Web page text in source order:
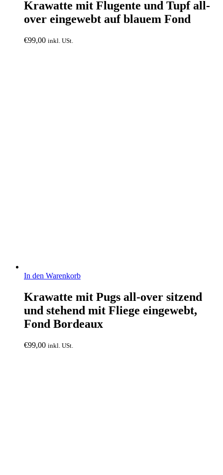
Krawatte mit Flugente und Tupf all-
over eingewebt auf blauem Fond
€99,00 inkl. USt.
In den Warenkorb
Krawatte mit Pugs all-over sitzend
und stehend mit Fliege eingewebt,
Fond Bordeaux
€99,00 inkl. USt.